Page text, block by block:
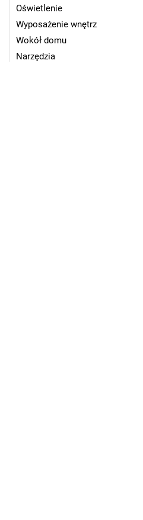
Oświetlenie
Wyposażenie wnętrz
Wokół domu
Narzędzia